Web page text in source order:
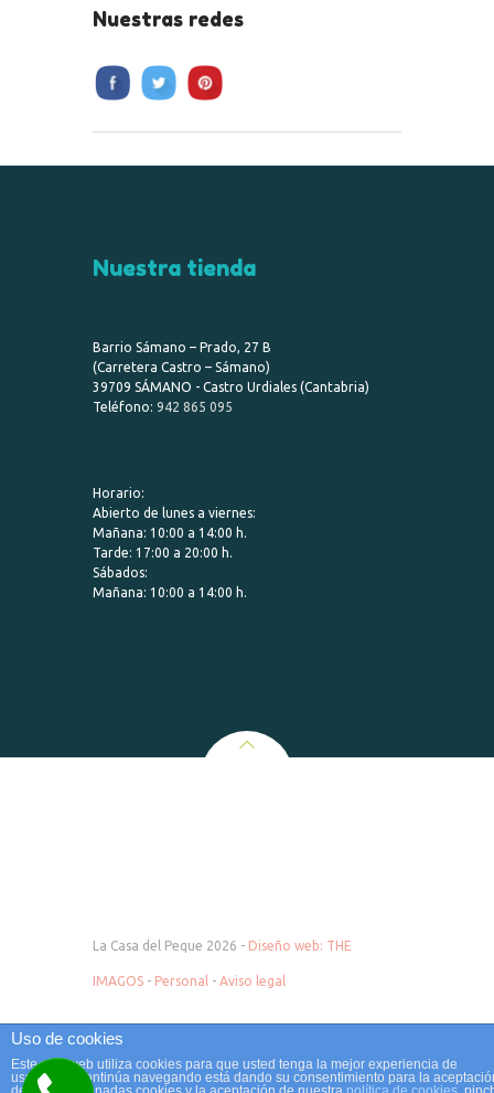
Nuestras redes
Nuestra tienda
Barrio Sámano – Prado, 27 B
(Carretera Castro – Sámano)
39709 SÁMANO - Castro Urdiales (Cantabria)
Teléfono: 942 865 095
Horario:
Abierto de lunes a viernes:
Mañana: 10:00 a 14:00 h.
Tarde: 17:00 a 20:00 h.
Sábados:
Mañana: 10:00 a 14:00 h.
La Casa del Peque 2026 - Diseño web: THE
IMAGOS - Personal - Aviso legal
Uso de cookies
Este sitio web utiliza cookies para que usted tenga la mejor experiencia de
usuario. Si continúa navegando está dando su consentimiento para la